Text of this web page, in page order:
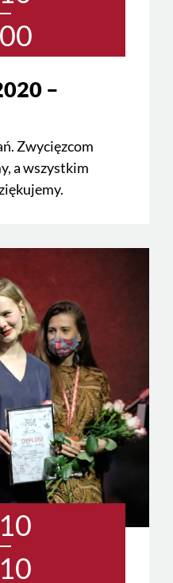
–
Zwycięzcom
a wszystkim